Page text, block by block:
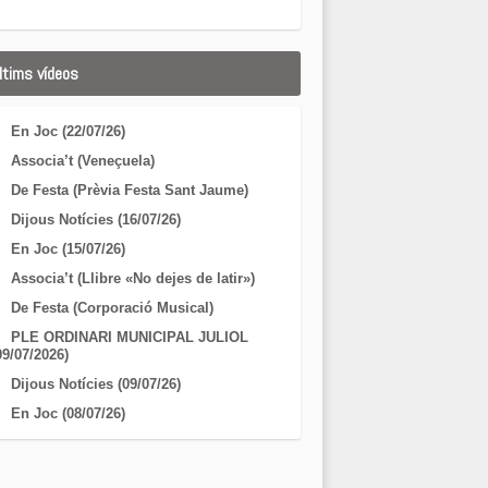
vídeos
En Joc (22/07/26)
Associa’t (Veneçuela)
De Festa (Prèvia Festa Sant Jaume)
Dijous Notícies (16/07/26)
En Joc (15/07/26)
Associa’t (Llibre «No dejes de latir»)
De Festa (Corporació Musical)
PLE ORDINARI MUNICIPAL JULIOL
07/2026)
Dijous Notícies (09/07/26)
En Joc (08/07/26)